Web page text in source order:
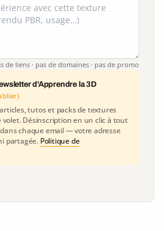
de liens · pas de domaines · pas de promo
d'Apprendre la 3D
tutos et packs de textures
Désinscription en un clic à tout
chaque email — votre adresse
partagée. Politique de